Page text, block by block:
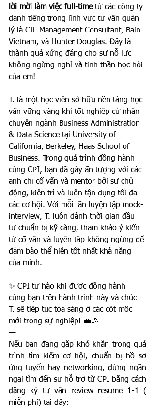
lời mời làm việc full-time từ các công ty
danh tiếng trong lĩnh vực tư vấn quản
lý là CIL Management Consultant, Bain
Vietnam, và Hunter Douglas. Đây là
thành quả xứng đáng cho sự nỗ lực
không ngừng nghỉ và tinh thần học hỏi
của em!
T. là một học viên sở hữu nền tảng học
vấn vững vàng khi tốt nghiệp cử nhân
chuyên ngành Business Administration
& Data Science tại University of
California, Berkeley, Haas School of
Business. Trong quá trình đồng hành
cùng CPI, bạn đã gây ấn tượng với các
anh chị cố vấn và mentor bởi sự chủ
động, kiên trì và luôn tận dụng tối đa
các cơ hội. Với mỗi lần luyện tập mock-
interview, T. luôn dành thời gian đầu
tư chuẩn bị kỹ càng, tham khảo ý kiến
từ cố vấn và luyện tập không ngừng để
đảm bảo thể hiện tốt nhất khả năng
của mình.
✨ CPI tự hào khi được đồng hành
cùng bạn trên hành trình này và chúc
T. sẽ tiếp tục tỏa sáng ở các cột mốc
mới trong sự nghiệp! 💼🎉
—
Nếu bạn đang gặp khó khăn trong quá
trình tìm kiếm cơ hội, chuẩn bị hồ sơ
ứng tuyển hay networking, đừng ngần
ngại tìm đến sự hỗ trợ từ CPI bằng cách
đăng ký tư vấn review resume 1-1 (
miễn phí) tại đây: